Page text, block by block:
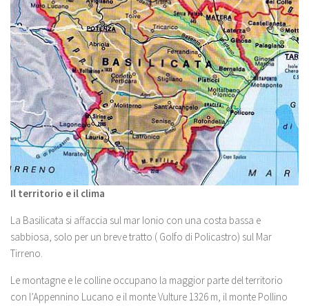
Il territorio e il clima
La Basilicata si affaccia sul mar Ionio con una costa bassa e
sabbiosa, solo per un breve tratto ( Golfo di Policastro) sul Mar
Tirreno.
Le montagne e le colline occupano la maggior parte del territorio
con l’Appennino Lucano e il monte Vulture 1326 m, il monte Pollino